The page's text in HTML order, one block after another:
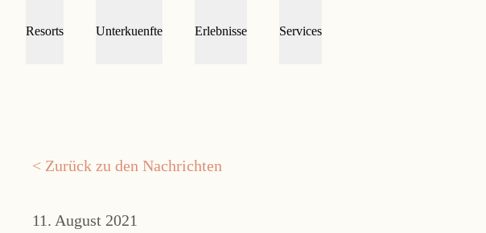
Resorts Unterkuenfte Erlebnisse Services
< Zurück zu den Nachrichten
11. August 2021